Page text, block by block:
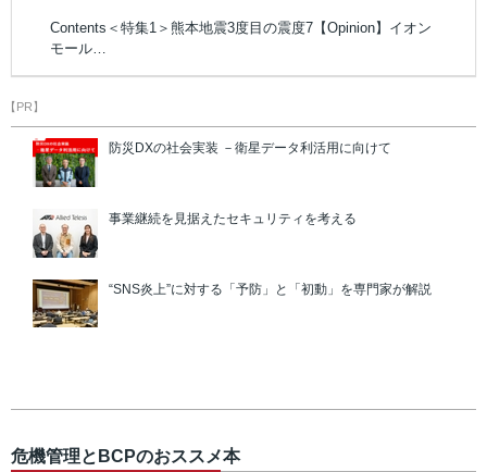
Contents＜特集1＞熊本地震3度目の震度7【Opinion】イオン
モール…
【PR】
防災DXの社会実装 －衛星データ利活用に向けて
事業継続を見据えたセキュリティを考える
“SNS炎上”に対する「予防」と「初動」を専門家が解説
危機管理とBCPのおススメ本